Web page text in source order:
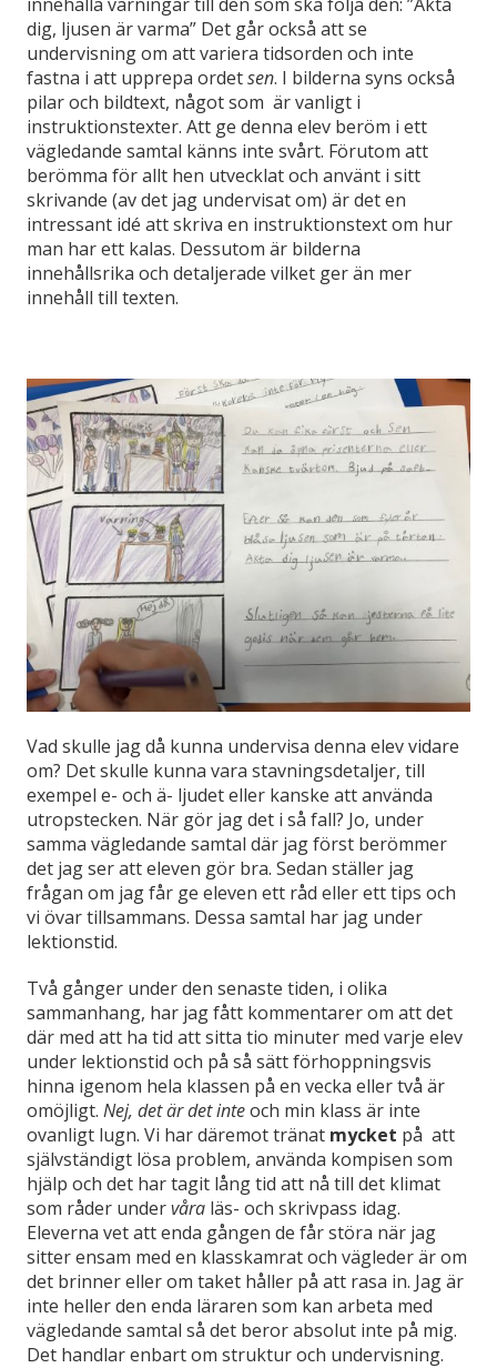
dig, ljusen är varma” Det går också att se
undervisning om att variera tidsorden och inte
fastna i att upprepa ordetsen. I bilderna syns också
pilar och bildtext, något som är vanligt i
instruktionstexter. Att ge denna elev beröm i ett
vägledande samtal känns inte svårt. Förutom att
berömma för allt hen utvecklat och använt i sitt
skrivande (av det jag undervisat om) är det en
intressant idé att skriva en instruktionstext om hur
man har ett kalas. Dessutom är bilderna
innehållsrika och detaljerade vilket ger än mer
innehåll till texten.
Vad skulle jag då kunna undervisa denna elev vidare
om? Det skulle kunna vara stavningsdetaljer, till
exempel e- och ä- ljudet eller kanske att använda
utropstecken. När gör jag det i så fall? Jo, under
samma vägledande samtal där jag först berömmer
det jag ser att eleven gör bra. Sedan ställer jag
frågan om jag får ge eleven ett råd eller ett tips och
vi övar tillsammans. Dessa samtal har jag under
lektionstid.
Två gånger under den senaste tiden, i olika
sammanhang, har jag fått kommentarer om att det
där med att ha tid att sitta tio minuter med varje elev
under lektionstid och på så sätt förhoppningsvis
hinna igenom hela klassen på en vecka eller två är
omöjligt. Nej, det är det inteoch min klass är inte
ovanligt lugn. Vi har däremot tränat mycket på att
självständigt lösa problem, använda kompisen som
hjälp och det har tagit lång tid att nå till det klimat
som råder undervåra läs- och skrivpass idag.
Eleverna vet att enda gången de får störa när jag
sitter ensam med en klasskamrat och vägleder är om
det brinner eller om taket håller på att rasa in. Jag är
inte heller den enda läraren som kan arbeta med
vägledande samtal så det beror absolut inte på mig.
Det handlar enbart om struktur och undervisning.